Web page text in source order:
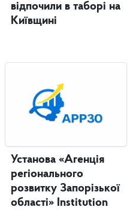
відпочили в таборі на
Київщині
Установа «Агенція
регіонального
розвитку Запорізької
області» Institution